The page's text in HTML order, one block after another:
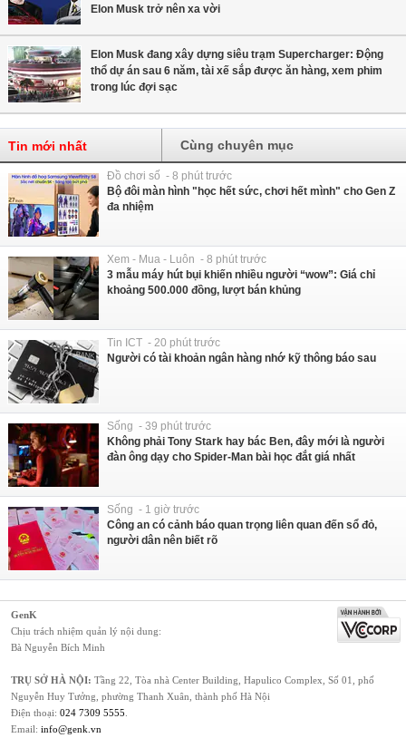
Elon Musk trở nên xa vời
Elon Musk đang xây dựng siêu trạm Supercharger: Động
thổ dự án sau 6 năm, tài xế sắp được ăn hàng, xem phim
trong lúc đợi sạc
Tin mới nhất Cùng chuyên mục
Đồ chơi số - 8 phút trước
Bộ đôi màn hình "học hết sức, chơi hết mình" cho Gen Z
đa nhiệm
Xem - Mua - Luôn - 8 phút trước
3 mẫu máy hút bụi khiến nhiều người “wow”: Giá chỉ
khoảng 500.000 đồng, lượt bán khủng
Tin ICT - 20 phút trước
Người có tài khoản ngân hàng nhớ kỹ thông báo sau
Sống - 39 phút trước
Không phải Tony Stark hay bác Ben, đây mới là người
đàn ông dạy cho Spider-Man bài học đắt giá nhất
Sống - 1 giờ trước
Công an có cảnh báo quan trọng liên quan đến sổ đỏ,
người dân nên biết rõ
GenK
Chịu trách nhiệm quản lý nội dung:
Bà Nguyễn Bích Minh
TRỤ SỞ HÀ NỘI: Tầng 22, Tòa nhà Center Building, Hapulico Complex, Số 01, phố
Nguyễn Huy Tưởng, phường Thanh Xuân, thành phố Hà Nội
Điện thoại: 024 7309 5555
Email: info@genk.vn